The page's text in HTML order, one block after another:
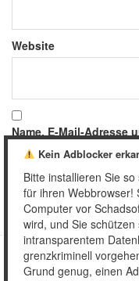
Website
Name, E-Mail-Adresse
meinen nächsten
Copyright
Kein Adblocker
Bitte installieren Sie
für ihren Webbrowser!
Computer vor
wird, und Sie
intransparentem
grenzkriminell
Grund genug, einen